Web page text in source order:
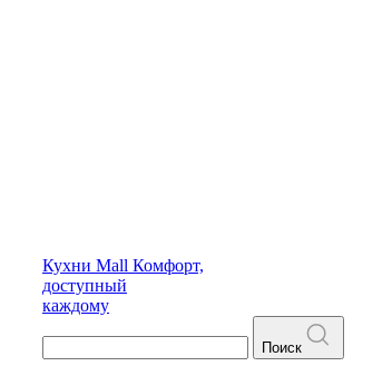
Кухни Mall Комфорт,
доступный
каждому
Поиск